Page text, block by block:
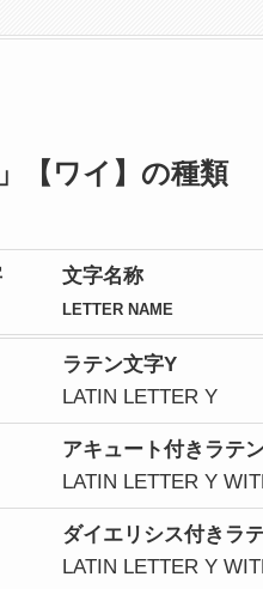
【ワイ】の種類
文字名称
LETTER NAME
ラテン文字Y
LATIN LETTER Y
アキュート付きラテ
LATIN LETTER Y
ダイエリシス付きラ
LATIN LETTER Y